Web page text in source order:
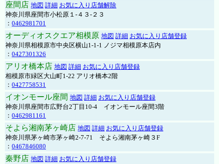
座間店 地図 詳細 お気に入り店舗解除
神奈川県座間市小松原１-４３-２３
： 0462981701
オーディオスクエア相模原 地図 詳細 お気に入り店舗登録
神奈川県相模原市中央区横山1-1-1 ノジマ相模原本店内
： 0427301326
アリオ橋本店 地図 詳細 お気に入り店舗登録
相模原市緑区大山町1-22 アリオ橋本2階
： 0427758531
イオンモール座間 地図 詳細 お気に入り店舗登録
神奈川県座間市広野台2丁目10-4 イオンモール座間3階
： 0462981161
そよら湘南茅ヶ崎店 地図 詳細 お気に入り店舗登録
神奈川県茅ヶ崎市茅ヶ崎2‐7‐71 そよら湘南茅ヶ崎３F
： 0467846080
秦野店 地図 詳細 お気に入り店舗登録